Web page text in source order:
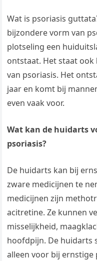
Wat is psoriasis
bijzondere vorm van
plotseling een
ontstaat. Het staat ook
van psoriasis. Het
jaar en komt bij
even vaak voor.
Wat kan de huidarts
psoriasis?
De huidarts kan bij
zware medicijnen te
medicijnen zijn
acitretine. Ze kunnen
misselijkheid,
hoofdpijn. De huidarts
alleen voor bij ernstige